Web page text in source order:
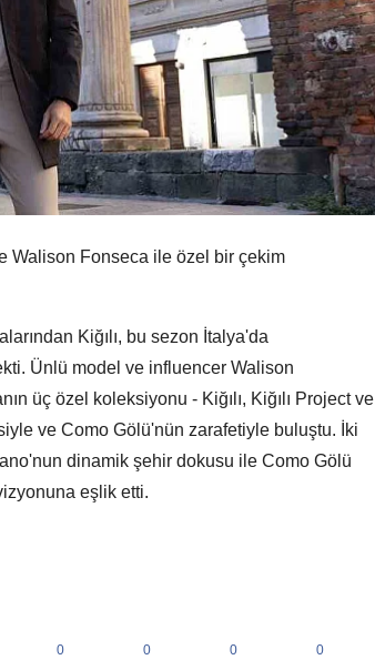
Walison Fonseca ile özel bir çekim
Kiğılı, bu sezon İtalya'da
Ünlü model ve influencer Walison
üç özel koleksiyonu - Kiğılı, Kiğılı Project ve
ve Como Gölü'nün zarafetiyle buluştu. İki
dinamik şehir dokusu ile Como Gölü
eşlik etti.